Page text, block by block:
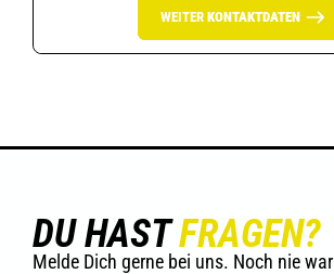
WEITER KONTAKTDATEN
DU HASTFRAGEN?
Melde Dich gerne bei uns. Noch nie war